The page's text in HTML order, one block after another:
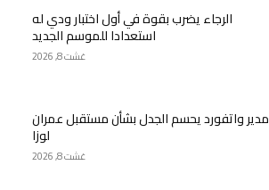
الرجاء يضرب بقوة في أول اختبار ودي له
استعدادا للموسم الجديد
غشت 8, 2026
مدير واتفورد يحسم الجدل بشأن مستقبل عمران
لوزا
غشت 8, 2026